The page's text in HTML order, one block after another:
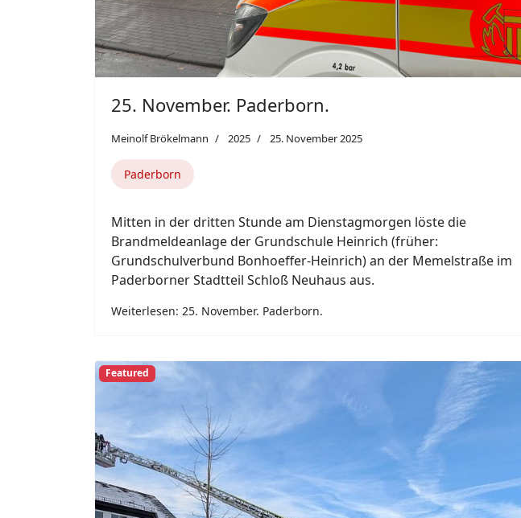
Meinolf Brökelmann
Lichtenau
Am Sonntagvormittag um 11.06 Uhr wurde die Freiwillige
Feuerwehr der Energiestadt Lichtenau unter dem Stichwort F2,
Kaminbrand, in der Stadtteil Herbram alarmiert.
21. November. Salzkotten.
21. November. Hövelhof.
20. November. Paderborn.
6 7 8 9 10 11 12 13 14 15